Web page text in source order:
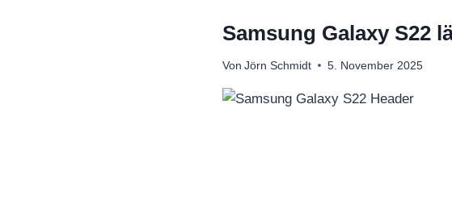
Samsung Galaxy S22
Von Jörn Schmidt 5. November 2025